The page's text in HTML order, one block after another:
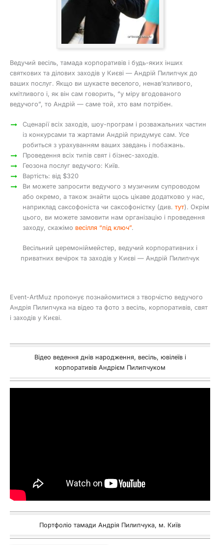
Ведучий весіль, тамада корпоративів і будь-яких інших
святкових та ділових заходів у Києві — Андрій Пилипчук до
ваших послуг. Якщо ви шукаєте веселого, ненав’язливого,
кмітливого і, як він сам говорить, “у міру вгодованого
ведучого”, то Андрій — саме той, хто вам потрібен.
Сценарії всіх заходів, шоу-програм і розважальних частин
із конкурсами та жартами Андрій придумує сам. Усе
робиться з урахуванням ваших завдань і побажань.
Проведення всіх типів свят і бізнес-заходів.
Геозона послуг ведучого: Київ.
Вартість: від $320
Ви можете запросити ведучого з музичним супроводом
або окремо, а також знайти щось цікаве додатково у нас,
наприклад саксофоніста чи саксофоністку (див. тут). Окрім
цього, ви можете замовити нам організацію і проведення
заходу, скажімо весілля “під ключ”.
Весільний церемоніймейстер, ведучий корпоративних і
приватних вечірок та заходів у Києві — Андрій Пилипчук
Event-ArtMuz пропонує познайомитися з творчістю ведучого
Андрія Пилипчука на відео та фото з весіль, корпоративів, свят
і заходів у Києві.
Відео ведення днів народження, весіль, ювілеїв і
корпоративів Андрієм Пилипчуком
Портфоліо тамади Андрія Пилипчука, м. Київ